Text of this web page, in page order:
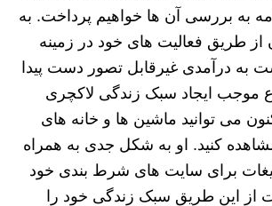
به بررسی آن ها خواهیم پرداخت. به
طریق فعالیت های خود در زمینه
به درآمدی غیرقابل تصور دست پیدا
موجب ایجاد سبک زندگی لاکچری
می توانید ماشین ها و خانه های
کنید. او به شکل جدی به همراه
برای سایت های شرط بندی خود
از این طریق سبک زندگی خود را